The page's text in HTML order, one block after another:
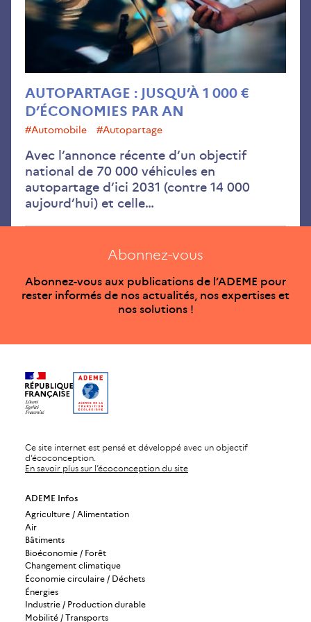
AUTOPARTAGE : JUSQU’À 1 000 €
D’ÉCONOMIES PAR AN
#automobile #autopartage
Avec l’annonce récente d’un objectif
national de 70 000 véhicules en
autopartage d’ici 2031 (contre 14 000
aujourd’hui) et celle…
an
Abonnez-vous
Abonnez-vous aux publications de l’ADEME pour
rester informés de nos actualités, nos expertises et
nos solutions !
Ce site internet est pensé et développé avec un objectif
d’écoconception.
En savoir plus sur l’écoconception du site
ADEME Infos
Agriculture / Alimentation
Air
Bâtiments
Bioéconomie / Forêt
Changement climatique
Économie circulaire / Déchets
Énergies
Industrie / Production durable
Mobilité / Transports